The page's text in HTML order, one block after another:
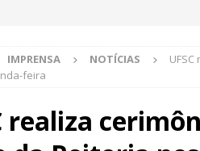
IMPRENSA NOTÍCIAS
feira
realiza